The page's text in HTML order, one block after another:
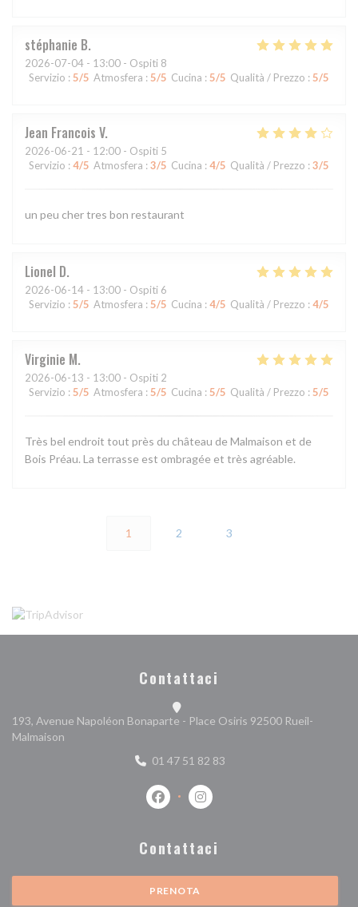
stéphanie B
2026-07-04 - 13:00 - Ospiti 8
Servizio : 5/5 Atmosfera : 5/5 Cucina : 5/5 Qualità / Prezzo : 5/5
Jean Francois V
2026-06-21 - 12:00 - Ospiti 5
Servizio : 4/5 Atmosfera : 3/5 Cucina : 4/5 Qualità / Prezzo : 3/5
un peu cher tres bon restaurant
Lionel D
2026-06-14 - 13:00 - Ospiti 6
Servizio : 5/5 Atmosfera : 5/5 Cucina : 4/5 Qualità / Prezzo : 4/5
Virginie M
2026-06-13 - 13:00 - Ospiti 2
Servizio : 5/5 Atmosfera : 5/5 Cucina : 5/5 Qualità / Prezzo : 5/5
Très bel endroit tout près du château de Malmaison et de
Bois Préau. La terrasse est ombragée et très agréable.
1 2 3
Contattaci
193, Avenue Napoléon Bonaparte - Place Osiris 92500 Rueil-
Malmaison
01 47 51 82 83
Facebook ((apre una nuova finestra))
Instagram ((apre una nuova
Contattaci
PRENOTA